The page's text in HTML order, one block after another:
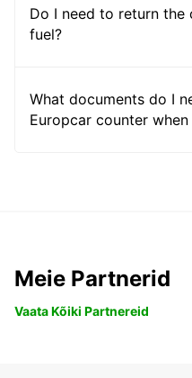
Do I need to return
fuel?
What documents do I
Europcar counter
Meie Partnerid
Vaata Kõiki Partnereid